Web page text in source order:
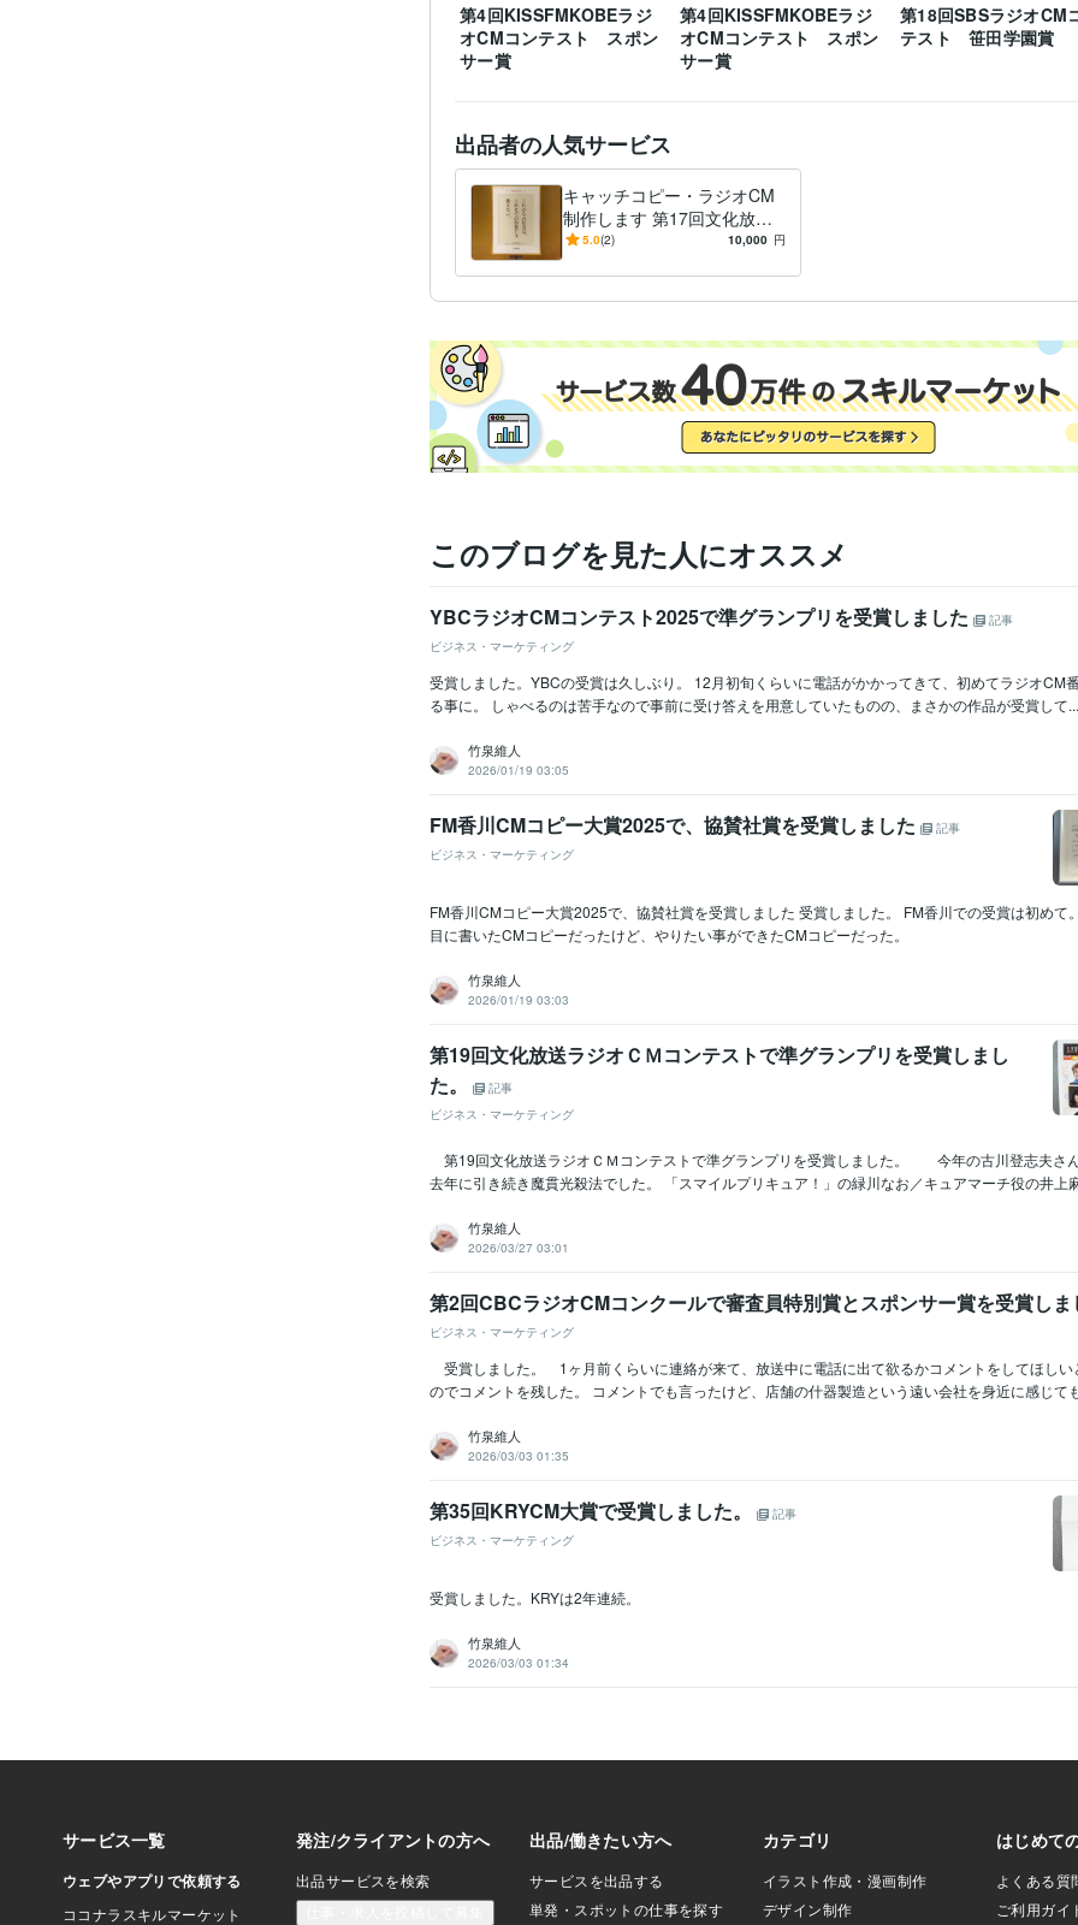
学歴 熊本大学 2006年3月 ~ 2010年2月
第4回KISSFMKOBEラジ
オCMコンテスト スポン
サー賞
第4回KISSFMKOBEラジ
オCMコンテスト スポン
サー賞
第18回SBSラジオCM
テスト 笹田学園賞
出品者の人気サービス
キャッチコピー・ラジオCM
制作します 第17回文化放送
ラジオCMコンテスト等受賞
5.0(2) 10,000 円
このブログを見た人にオススメ
YBCラジオCMコンテスト2025で準グランプリを受賞しました
記事
ビジネス・マーケティング
受賞しました。YBCの受賞は久しぶり。 12月初旬くらいに電話がかかってきて、初めてラジオCM
る事に。 しゃべるのは苦手なので事前に受け答えを用意していたものの、まさかの作品が受賞して...
竹泉維人
2026/01/19 03:05
FM香川CMコピー大賞2025で、協賛社賞を受賞しました
記事
ビジネス・マーケティング
FM香川CMコピー大賞2025で、協賛社賞を受賞しました 受賞しました。 FM香川での受賞は初めて
目に書いたCMコピーだったけど、やりたい事ができたCMコピーだった。
竹泉維人
2026/01/19 03:03
第19回文化放送ラジオＣＭコンテストで準グランプリを受賞しまし
た。
記事
ビジネス・マーケティング
第19回文化放送ラジオＣＭコンテストで準グランプリを受賞しました。 今年の古川登志夫さ
去年に引き続き魔貫光殺法でした。 「スマイルプリキュア！」の緑川なお／キュアマーチ役の井上
竹泉維人
2026/03/27 03:01
第2回CBCラジオCMコンクールで審査員特別賞とスポンサー賞を受賞し
ビジネス・マーケティング
受賞しました。 1ヶ月前くらいに連絡が来て、放送中に電話に出て欲るかコメントをしてほしい
のでコメントを残した。 コメントでも言ったけど、店舗の什器製造という遠い会社を身近に感じて
竹泉維人
2026/03/03 01:35
第35回KRYCM大賞で受賞しました。
記事
ビジネス・マーケティング
受賞しました。KRYは2年連続。
竹泉維人
2026/03/03 01:34